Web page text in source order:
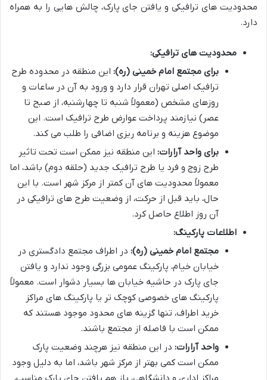
محدودیت های ترافیکی و یافتن جای پارک، چالش هایی را به همراه
دارد.
محدودیت های ترافیکی:
برای مجتمع امام خمینی (ره): این منطقه در محدوده طرح
ترافیک اصلی تهران قرار دارد و ورود به آن در ساعات و
روزهای مشخص (معمولاً شنبه تا چهارشنبه، از صبح تا
عصر) نیازمند پرداخت عوارض طرح ترافیک است. این
موضوع هزینه و برنامه ریزی اضافی را طلب می کند.
برای واحد آرارات: این منطقه نیز ممکن است تحت تاثیر
طرح زوج و فرد یا طرح ترافیک جدید (حلقه دوم) باشد، اما
معمولاً محدودیت های آن کمتر از مرکز شهر است. با این
حال، باید قبل از حرکت، از وضعیت طرح های ترافیکی در
آن روز اطلاع حاصل کرد.
اطلاعات پارکینگ:
مجتمع امام خمینی (ره): در اطراف مجتمع دادگستری در
خیابان خیام، پارکینگ عمومی بزرگی وجود ندارد و یافتن
جای پارک در حاشیه خیابان ها بسیار دشوار است. معمولاً
پارکینگ های خصوصی کوچک تر یا پارکینگ های مراکز
خرید اطراف، تنها گزینه های محدود موجود هستند که
ممکن است با فاصله از مجتمع باشند.
واحد آرارات: در این منطقه نیز هرچند وضعیت پارک
ممکن است کمی بهتر از مرکز شهر باشد، اما به دلیل وجود